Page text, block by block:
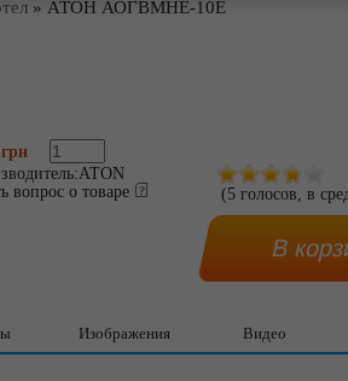
» АТОН АОГВМНЕ-10Е
ATON
вопрос о товаре
(5 голосов, в
Изображения Видео